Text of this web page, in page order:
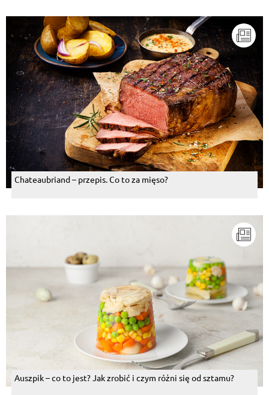
Chateaubriand – przepis. Co to za mięso?
Auszpik – co to jest? Jak zrobić i czym różni się od sztamu?